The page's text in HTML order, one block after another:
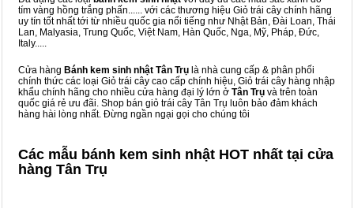
tím vàng hồng trắng phấn...... với các thương hiệu Giỏ trái cây chính hãng
uy tín tốt nhất tới từ nhiều quốc gia nổi tiếng như Nhật Bản, Đài Loan, Thái
Lan, Malyasia, Trung Quốc, Việt Nam, Hàn Quốc, Nga, Mỹ, Pháp, Đức,
Italy.....
Cửa hàng Bánh kem sinh nhật Tân Trụ là nhà cung cấp & phân phối
chính thức các loại Giỏ trái cây cao cấp chính hiệu, Giỏ trái cây hàng nhập
khẩu chính hãng cho nhiều cửa hàng đại lý lớn ở Tân Trụ và trên toàn
quốc giá rẻ ưu đãi. Shop bán giỏ trái cây Tân Trụ luôn bảo đảm khách
hàng hài lòng nhất. Đừng ngần ngại gọi cho chúng tôi
Các mẫu bánh kem sinh nhật HOT nhất tại cửa
hàng Tân Trụ